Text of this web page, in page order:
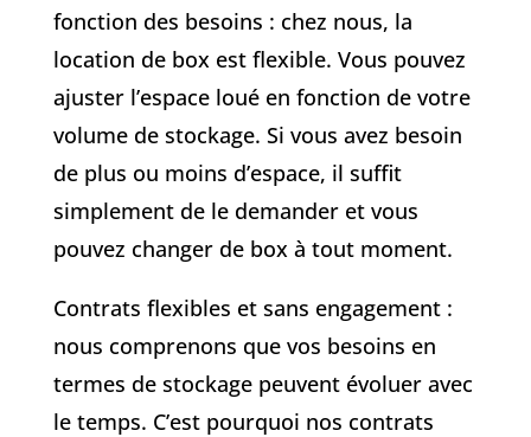
fonction des besoins : chez nous, la
location de box est flexible. Vous pouvez
ajuster l’espace loué en fonction de votre
volume de stockage. Si vous avez besoin
de plus ou moins d’espace, il suffit
simplement de le demander et vous
pouvez changer de box à tout moment.
Contrats flexibles et sans engagement :
nous comprenons que vos besoins en
termes de stockage peuvent évoluer avec
le temps. C’est pourquoi nos contrats